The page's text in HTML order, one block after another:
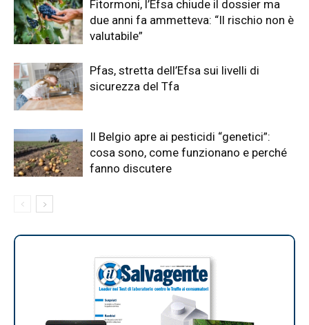
Fitormoni, l’Efsa chiude il dossier ma
due anni fa ammetteva: “Il rischio non è
valutabile”
Pfas, stretta dell’Efsa sui livelli di
sicurezza del Tfa
Il Belgio apre ai pesticidi “genetici”:
cosa sono, come funzionano e perché
fanno discutere